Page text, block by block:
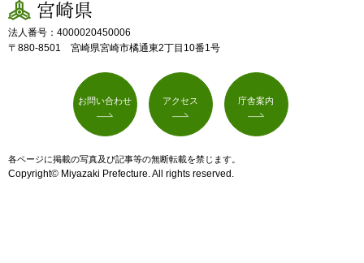
宮崎県
法人番号：4000020450006
〒880-8501 宮崎県宮崎市橘通東2丁目10番1号
お問い合わせ アクセス 庁舎案内
各ページに掲載の写真及び記事等の無断転載を禁じます。
Copyright© Miyazaki Prefecture. All rights reserved.